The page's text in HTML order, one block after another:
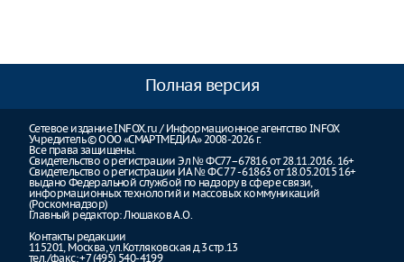
Полная версия
Сетевое издание INFOX.ru / Информационное агентство INFOX
Учредитель © ООО «СМАРТМЕДИА» 2008-2026 г.
Все права защищены.
Свидетельство о регистрации Эл № ФС77–67816 от 28.11.2016. 16+
Свидетельство о регистрации ИА № ФС 77 - 61863 от 18.05.2015 16+
выдано Федеральной службой по надзору в сфере связи,
информационных технологий и массовых коммуникаций
(Роскомнадзор)
Главный редактор: Люшаков А.О.
Контакты редакции
115201, Москва, ул.Котляковская д.3 стр.13
тел./факс: +7 (495) 540-4199